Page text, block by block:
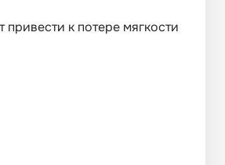
к потере мягкости